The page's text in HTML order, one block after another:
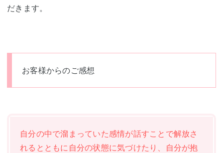
だきます。
お客様からのご感想
自分の中で溜まっていた感情が話すことで解放さ
れるとともに自分の状態に気づけたり、自分が抱